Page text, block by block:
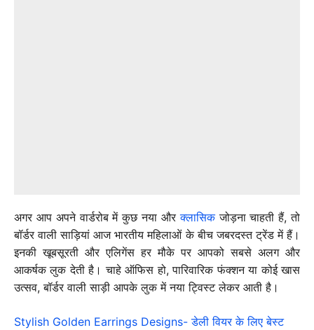
अगर आप अपने वार्डरोब में कुछ नया औरक्लासिकजोड़ना चाहती हैं, तो
बॉर्डर वाली साड़ियां आज भारतीय महिलाओं के बीच जबरदस्त ट्रेंड में हैं।
इनकी खूबसूरती और एलिगेंस हर मौके पर आपको सबसे अलग और
आकर्षक लुक देती है। चाहे ऑफिस हो, पारिवारिक फंक्शन या कोई खास
उत्सव, बॉर्डर वाली साड़ी आपके लुक में नया ट्विस्ट लेकर आती है।
Stylish Golden Earrings Designs- डेली वियर के लिए बेस्ट